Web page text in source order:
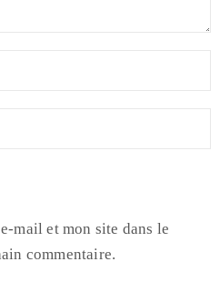
mail et mon site dans le
commentaire.